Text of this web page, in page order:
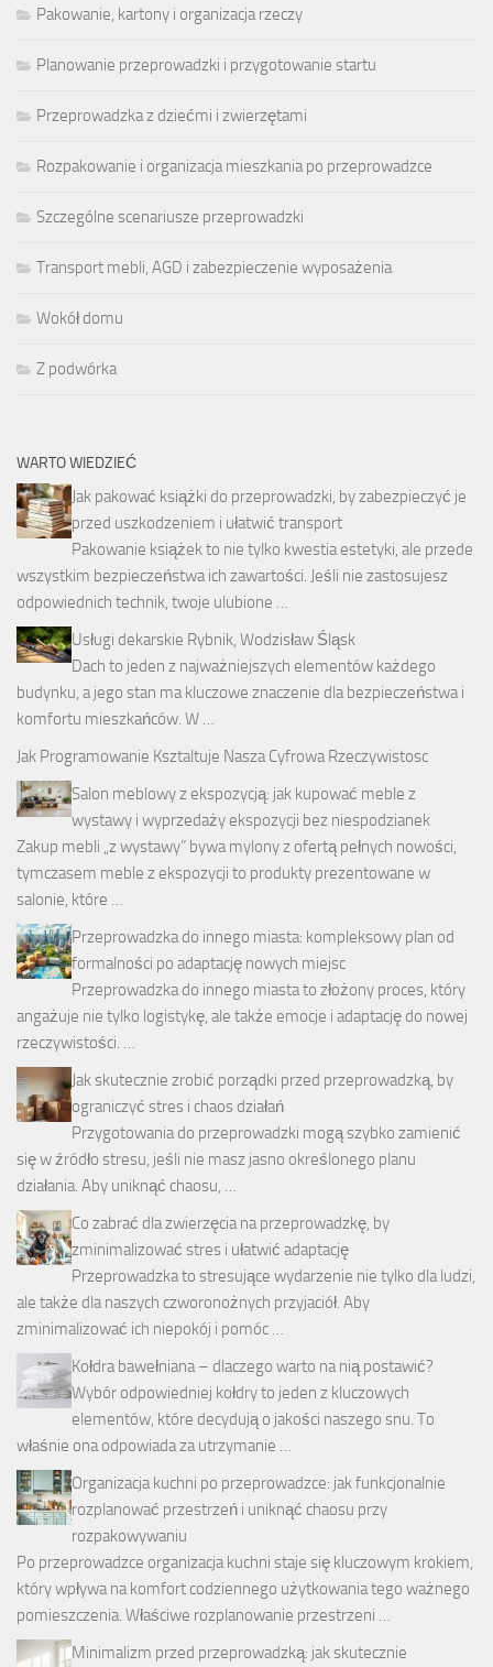
Pakowanie, kartony i organizacja rzeczy
Planowanie przeprowadzki i przygotowanie startu
Przeprowadzka z dziećmi i zwierzętami
Rozpakowanie i organizacja mieszkania po przeprowadzce
Szczególne scenariusze przeprowadzki
Transport mebli, AGD i zabezpieczenie wyposażenia
Wokół domu
Z podwórka
WARTO WIEDZIEĆ
Jak pakować książki do przeprowadzki, by zabezpieczyć je
przed uszkodzeniem i ułatwić transport
Pakowanie książek to nie tylko kwestia estetyki, ale przede
wszystkim bezpieczeństwa ich zawartości. Jeśli nie zastosujesz
odpowiednich technik, twoje ulubione …
Usługi dekarskie Rybnik, Wodzisław Śląsk
Dach to jeden z najważniejszych elementów każdego
budynku, a jego stan ma kluczowe znaczenie dla bezpieczeństwa i
komfortu mieszkańców. W …
Jak Programowanie Ksztaltuje Nasza Cyfrowa Rzeczywistosc
Salon meblowy z ekspozycją: jak kupować meble z
wystawy i wyprzedaży ekspozycji bez niespodzianek
Zakup mebli „z wystawy” bywa mylony z ofertą pełnych nowości,
tymczasem meble z ekspozycji to produkty prezentowane w
salonie, które …
Przeprowadzka do innego miasta: kompleksowy plan od
formalności po adaptację nowych miejsc
Przeprowadzka do innego miasta to złożony proces, który
angażuje nie tylko logistykę, ale także emocje i adaptację do nowej
rzeczywistości. …
Jak skutecznie zrobić porządki przed przeprowadzką, by
ograniczyć stres i chaos działań
Przygotowania do przeprowadzki mogą szybko zamienić
się w źródło stresu, jeśli nie masz jasno określonego planu
działania. Aby uniknąć chaosu, …
Co zabrać dla zwierzęcia na przeprowadzkę, by
zminimalizować stres i ułatwić adaptację
Przeprowadzka to stresujące wydarzenie nie tylko dla ludzi,
ale także dla naszych czworonożnych przyjaciół. Aby
zminimalizować ich niepokój i pomóc …
Kołdra bawełniana – dlaczego warto na nią postawić?
Wybór odpowiedniej kołdry to jeden z kluczowych
elementów, które decydują o jakości naszego snu. To
właśnie ona odpowiada za utrzymanie …
Organizacja kuchni po przeprowadzce: jak funkcjonalnie
rozplanować przestrzeń i uniknąć chaosu przy
rozpakowywaniu
Po przeprowadzce organizacja kuchni staje się kluczowym krokiem,
który wpływa na komfort codziennego użytkowania tego ważnego
pomieszczenia. Właściwe rozplanowanie przestrzeni …
Minimalizm przed przeprowadzką: jak skutecznie